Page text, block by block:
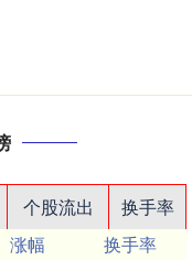
个股流出
换手率
涨幅
换手率